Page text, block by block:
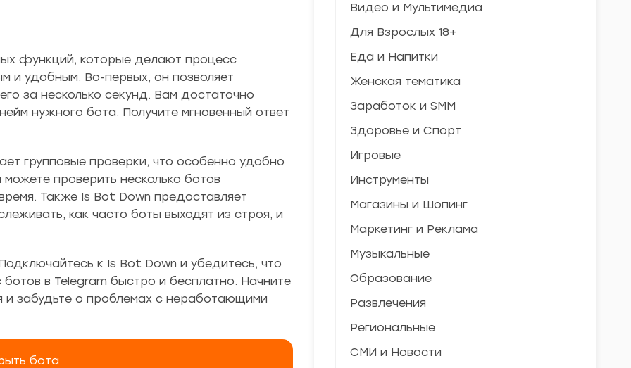
функций, которые делают процесс
и удобным. Во-первых, он позволяет
за несколько секунд. Вам достаточно
нужного бота. Получите мгновенный ответ
групповые проверки, что особенно удобно
проверить несколько ботов
Также Is Bot Down предоставляет
как часто боты выходят из строя, и
к Is Bot Down и убедитесь, что
в Telegram быстро и бесплатно. Начните
и забудьте о проблемах с неработающими
бота
Видео и Мультимедиа
Для Взрослых 18+
Еда и Напитки
Женская тематика
Заработок и SMM
Здоровье и Спорт
Игровые
Инструменты
Магазины и Шопинг
Маркетинг и Реклама
Музыкальные
Образование
Развлечения
Региональные
СМИ и Новости